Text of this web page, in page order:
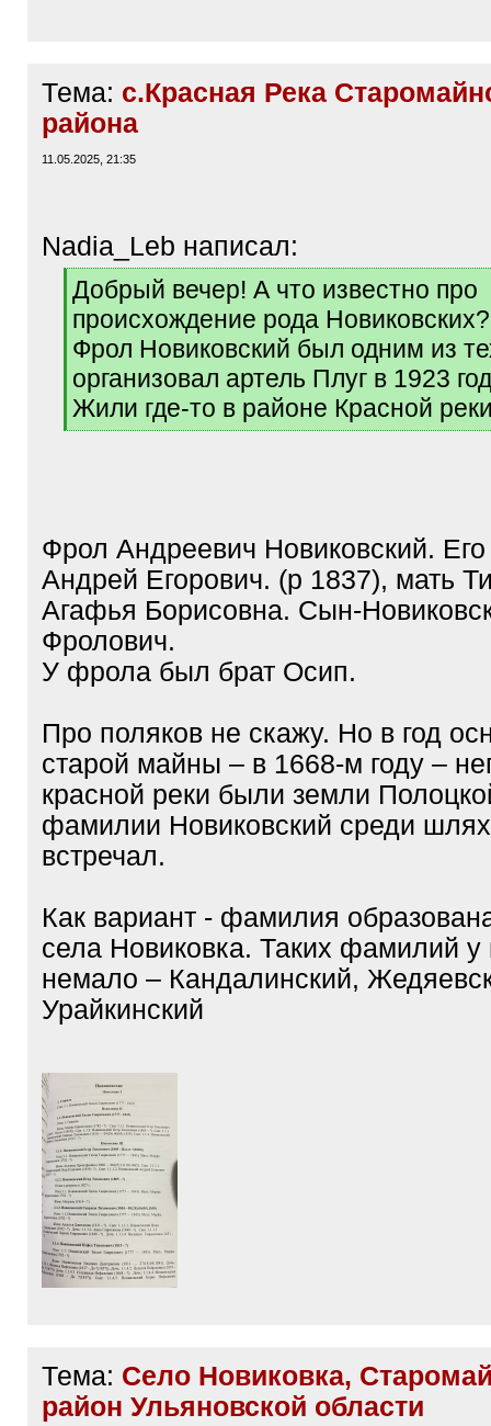
Тема: с.Красная Река
района
11.05.2025, 21:35
Nadia_Leb написал:
q
Добрый вечер! А что известно про
происхождение рода
Фрол Новиковский был одним из
организовал артель Плуг в 1923
Жили где-то в районе Красной
[
Фрол Андреевич Новиковский. Его
Андрей Егорович. (р 1837), мать
Агафья Борисовна. Сын-
Фролович.
У фрола был брат Осип.
Про поляков не скажу. Но в год
старой майны – в 1668-м году –
красной реки были земли
фамилии Новиковский среди
встречал.
Как вариант - фамилия
села Новиковка. Таких фамилий у
немало – Кандалинский,
Урайкинский
Тема: Село Новиковка,
район Ульяновской области